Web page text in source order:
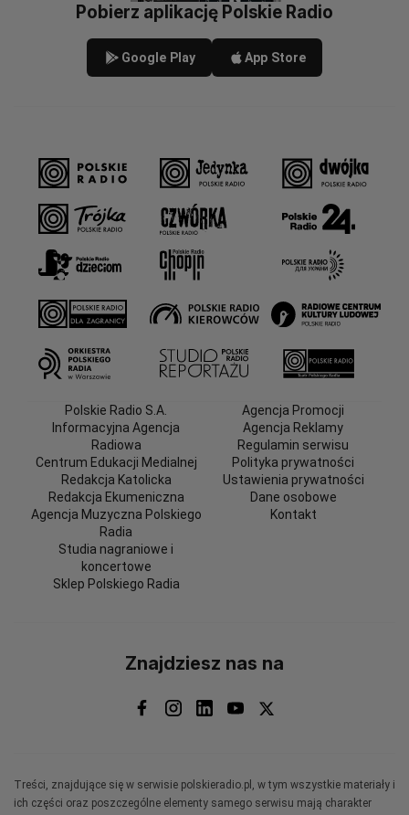
Pobierz aplikację Polskie Radio
Google Play App Store
Polskie Radio S.A.
Informacyjna Agencja
Radiowa
Centrum Edukacji Medialnej
Redakcja Katolicka
Redakcja Ekumeniczna
Agencja Muzyczna Polskiego
Radia
Studia nagraniowe i
koncertowe
Sklep Polskiego Radia
Agencja Promocji
Agencja Reklamy
Regulamin serwisu
Polityka prywatności
Ustawienia prywatności
Dane osobowe
Kontakt
Znajdziesz nas na
Treści, znajdujące się w serwisie polskieradio.pl, w tym wszystkie materiały i
ich części oraz poszczególne elementy samego serwisu mają charakter